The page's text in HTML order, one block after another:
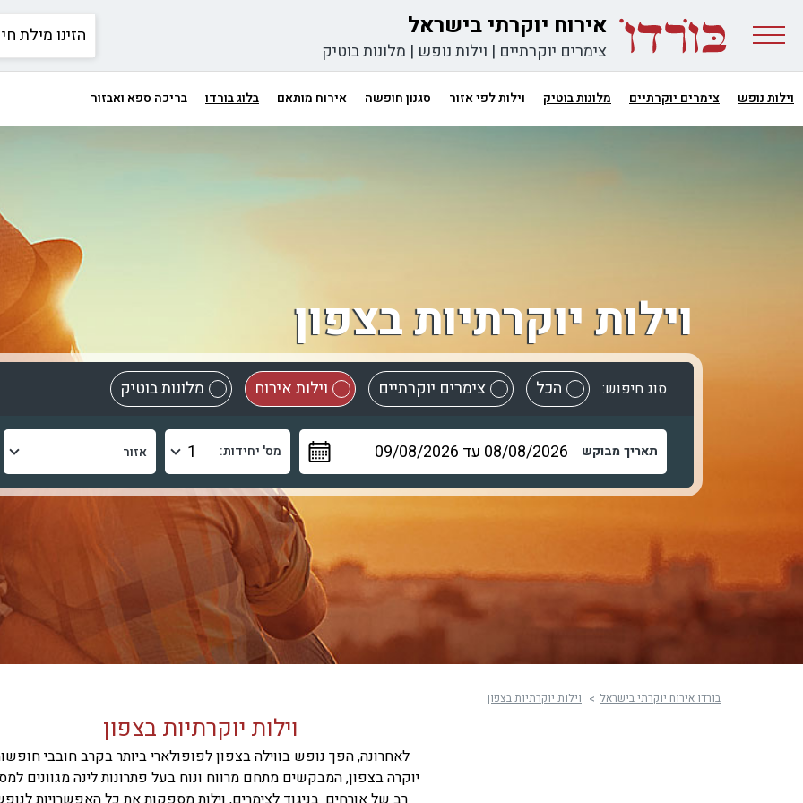
אירוח יוקרתי בישראל
צימרים יוקרתיים | וילות נופש | מלונות בוטיק
וילות נופש צימרים יוקרתיים מלונות בוטיק וילות לפי אזור סגנון חופשה אירוח מותאם בלוג בורדו בריכה ספא ואבזור
וילות יוקרתיות בצפון
סוג חיפוש: הכל צימרים יוקרתיים וילות אירוח מלונות בוטיק
תאריך מבוקש מס' יחידות:
בורדו אירוח יוקרתי בישראל וילות יוקרתיות בצפון
וילות יוקרתיות בצפון
לאחרונה, הפך נופש בווילה בצפון לפופולארי ביותר בקרב חובבי
יוקרה בצפון, המבקשים מתחם מרווח ונוח בעל פתרונות לינה מגוונים